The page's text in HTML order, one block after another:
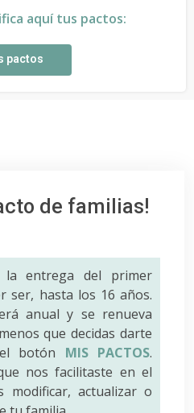
aquí tus pactos:
pactos
de familias!
la entrega del primer
ser, hasta los 16 años.
anual y se renueva
que decidas darte
botón MIS PACTOS.
nos facilitaste en el
modificar, actualizar o